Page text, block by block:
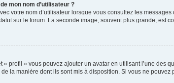
mon nom d’utilisateur ?
votre nom d’utilisateur lorsque vous consultez les
sur le forum. La seconde image, souvent plus grande, est
« profil » vous pouvez ajouter un avatar en utilisant l’une des
la manière dont ils sont mis à disposition. Si vous ne pouvez